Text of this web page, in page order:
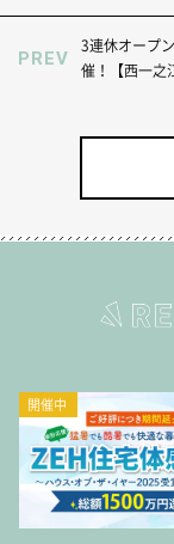
PREV
3連休オープ
催！【西一之
e】2現場同時
開催中